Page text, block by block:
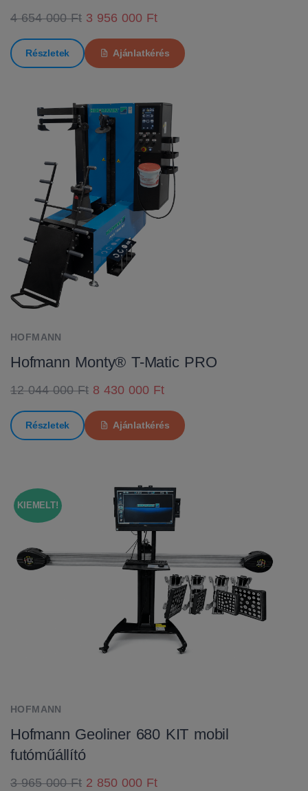
4 654 000 Ft 3 956 000 Ft
Részletek Ajánlatkérés
HOFMANN
Hofmann Monty® T-Matic PRO
12 044 000 Ft 8 430 000 Ft
Részletek Ajánlatkérés
KIEMELT!
HOFMANN
Hofmann Geoliner 680 KIT mobil
futóműállító
3 965 000 Ft 2 850 000 Ft